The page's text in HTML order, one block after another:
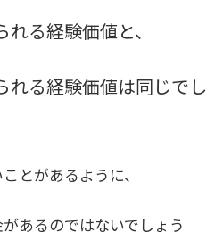
る経験価値と、
れる経験価値は同じでし
とがあるように、
あるのではないでしょう